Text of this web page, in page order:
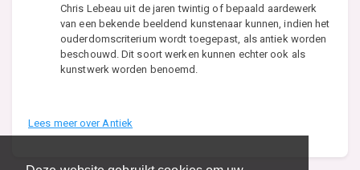
Chris Lebeau uit de jaren twintig of bepaald aardewerk
van een bekende beeldend kunstenaar kunnen, indien het
ouderdomscriterium wordt toegepast, als antiek worden
beschouwd. Dit soort werken kunnen echter ook als
kunstwerk worden benoemd.
Lees meer over Antiek